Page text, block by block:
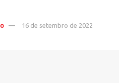
16 de setembro de 2022